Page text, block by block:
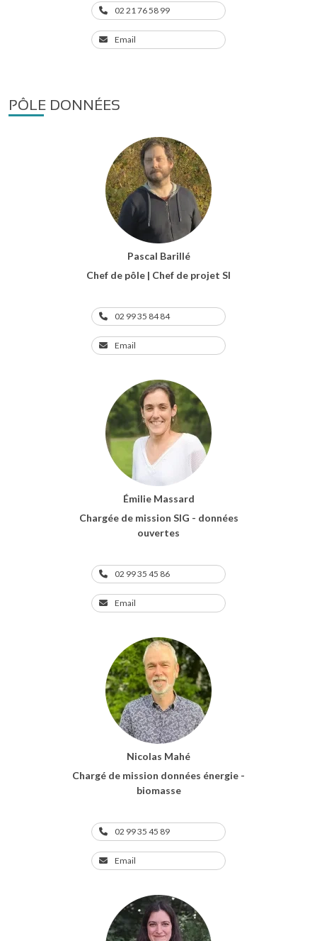
02 21 76 58 99
Email
PÔLE DONNÉES
Pascal Barillé
Chef de pôle | Chef de projet SI
02 99 35 84 84
Email
Émilie Massard
Chargée de mission SIG - données
ouvertes
02 99 35 45 86
Email
Nicolas Mahé
Chargé de mission données énergie -
biomasse
02 99 35 45 89
Email